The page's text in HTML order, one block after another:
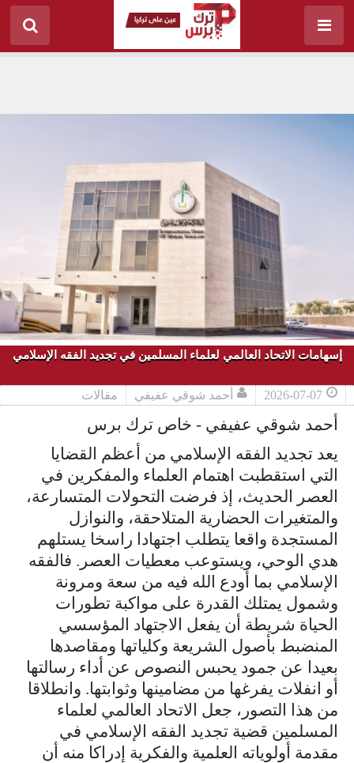
إسهامات الاتحاد العالمي لعلماء المسلمين في تجديد الفقه الإسلامي
2026-07-07 أحمد شوقي عفيفي مقالات
أحمد شوقي عفيفي - خاص ترك برس
يعد تجديد الفقه الإسلامي من أعظم القضايا
التي استقطبت اهتمام العلماء والمفكرين في
العصر الحديث، إذ فرضت التحولات المتسارعة،
والمتغيرات الحضارية المتلاحقة، والنوازل
المستجدة واقعا يتطلب اجتهادا راسخا يستلهم
هدي الوحي، ويستوعب معطيات العصر. فالفقه
الإسلامي بما أودع الله فيه من سعة ومرونة
وشمول يمتلك القدرة على مواكبة تطورات
الحياة شريطة أن يفعل الاجتهاد المؤسسي
المنضبط بأصول الشريعة وكلياتها ومقاصدها
بعيدا عن جمود يحبس النصوص عن أداء رسالتها
أو انفلات يفرغها من مضامينها وثوابتها. وانطلاقا
من هذا التصور، جعل الاتحاد العالمي لعلماء
المسلمين قضية تجديد الفقه الإسلامي في
مقدمة أولوياته العلمية والفكرية إدراكا منه أن